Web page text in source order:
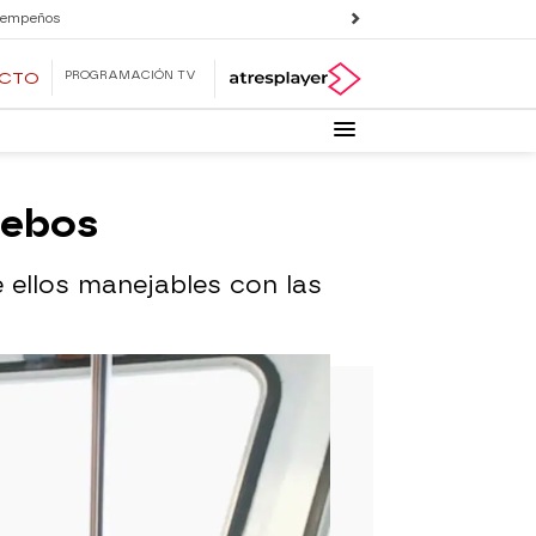
PROGRAMACIÓN TV
manejables con las